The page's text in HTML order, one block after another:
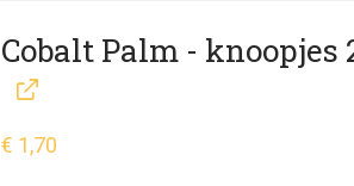
Cobalt Palm - knoopjes
€ 1,70